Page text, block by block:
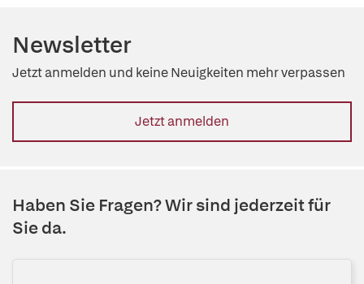
Newsletter
Jetzt anmelden und keine Neuigkeiten mehr verpassen
Jetzt anmelden
Haben Sie Fragen? Wir sind jederzeit für
Sie da.